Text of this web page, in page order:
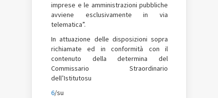
imprese e le amministrazioni pubbliche
avviene esclusivamente in via
telematica”.
In attuazione delle disposizioni sopra
richiamate ed in conformità con il
contenuto della determina del
Commissario Straordinario
dell’Istitutosu
6/su